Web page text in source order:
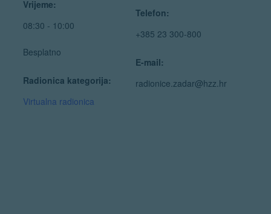
Vrijeme:
08:30 - 10:00
Besplatno
Radionica kategorija:
Virtualna radionica
Telefon:
+385 23 300-800
E-mail:
radionice.zadar@hzz.hr